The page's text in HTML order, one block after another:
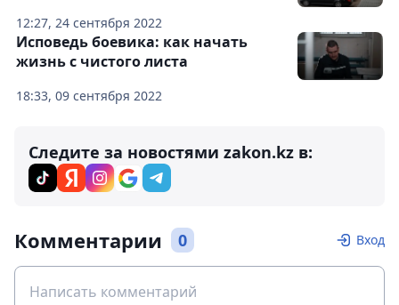
12:27, 24 сентября 2022
18:33, 09 сентября 2022
Исповедь боевика: как начать
жизнь с чистого листа
Следите за новостями zakon.kz в:
Комментарии 0 Вход